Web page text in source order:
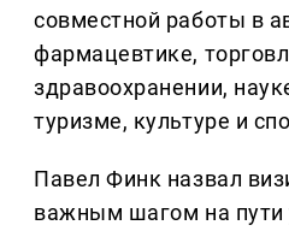
совместной работы в
фармацевтике,
здравоохранении,
туризме, культуре и
Павел Финк назвал
важным шагом на пути